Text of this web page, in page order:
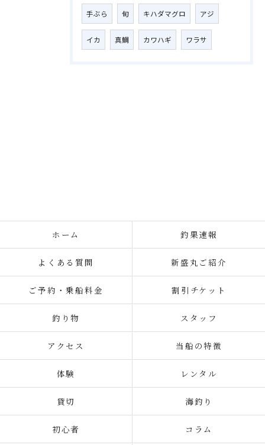
手ぶら 旬 キハダマグロ アジ
イカ 真鯛 カワハギ ワラサ
ホーム 釣果速報
よくある質問 新盛丸ご紹介
ご予約・乗船料金 割引チケット
釣り物 スタッフ
アクセス 当船の特徴
体験 レンタル
貸切 海釣り
初心者 コラム